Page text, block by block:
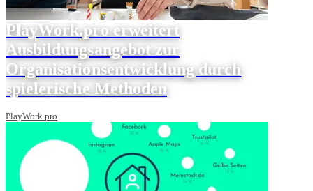
PlayWork.pro erweitert
Ausbildungsangebot zur
Organisationsentwicklung durch
spielerische Methoden
PlayWork.pro